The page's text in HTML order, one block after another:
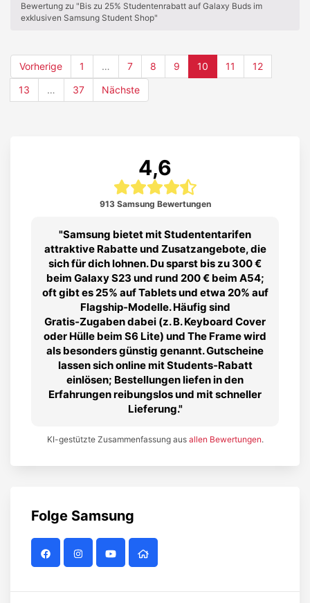
Bewertung zu "Bis zu 25% Studentenrabatt auf Galaxy Buds im
exklusiven Samsung Student Shop"
Vorherige 1 … 7 8 9 10 (current)
11
12
13
… 37 Nächste
4,6
913 Samsung Bewertungen
Samsung bietet mit Studententarifen
attraktive Rabatte und Zusatzangebote, die
sich für dich lohnen. Du sparst bis zu 300 €
beim Galaxy S23 und rund 200 € beim A54;
oft gibt es 25% auf Tablets und etwa 20% auf
Flagship‑Modelle. Häufig sind
Gratis‑Zugaben dabei (z. B. Keyboard Cover
oder Hülle beim S6 Lite) und The Frame wird
als besonders günstig genannt. Gutscheine
lassen sich online mit Students‑Rabatt
einlösen; Bestellungen liefen in den
Erfahrungen reibungslos und mit schneller
Lieferung.
KI-gestützte Zusammenfassung aus allen Bewertungen.
Folge Samsung